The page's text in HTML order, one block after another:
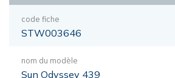
code fiche
STW003646
nom du modèle
Sun Odyssey 439